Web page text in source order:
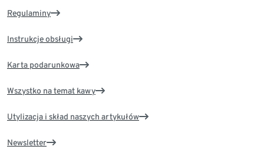
Regulaminy
Instrukcje obsługi
Karta podarunkowa
Wszystko na temat kawy
Utylizacja i skład naszych artykułów
Newsletter